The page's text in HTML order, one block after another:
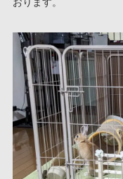
おります。